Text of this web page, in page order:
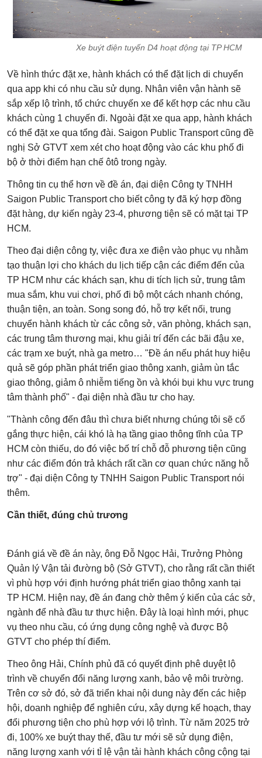
Xe buýt điện tuyến D4 hoạt động tại TP HCM
Về hình thức đặt xe, hành khách có thể đặt lịch di chuyển
qua app khi có nhu cầu sử dụng. Nhân viên vận hành sẽ
sắp xếp lộ trình, tổ chức chuyến xe để kết hợp các nhu cầu
khách cùng 1 chuyến đi. Ngoài đặt xe qua app, hành khách
có thể đặt xe qua tổng đài. Saigon Public Transport cũng đề
nghị Sở GTVT xem xét cho hoạt động vào các khu phố đi
bộ ở thời điểm hạn chế ôtô trong ngày.
Thông tin cụ thể hơn về đề án, đại diện Công ty TNHH
Saigon Public Transport cho biết công ty đã ký hợp đồng
đặt hàng, dự kiến ngày 23-4, phương tiện sẽ có mặt tại TP
HCM.
Theo đại diện công ty, việc đưa xe điện vào phục vụ nhằm
tạo thuận lợi cho khách du lịch tiếp cận các điểm đến của
TP HCM như các khách sạn, khu di tích lịch sử, trung tâm
mua sắm, khu vui chơi, phố đi bộ một cách nhanh chóng,
thuận tiện, an toàn. Song song đó, hỗ trợ kết nối, trung
chuyển hành khách từ các công sở, văn phòng, khách sạn,
các trung tâm thương mại, khu giải trí đến các bãi đậu xe,
các trạm xe buýt, nhà ga metro… "Đề án nếu phát huy hiệu
quả sẽ góp phần phát triển giao thông xanh, giảm ùn tắc
giao thông, giảm ô nhiễm tiếng ồn và khói bụi khu vực trung
tâm thành phố" - đại diện nhà đầu tư cho hay.
"Thành công đến đâu thì chưa biết nhưng chúng tôi sẽ cố
gắng thực hiện, cái khó là hạ tầng giao thông tĩnh của TP
HCM còn thiếu, do đó việc bố trí chỗ đỗ phương tiện cũng
như các điểm đón trả khách rất cần cơ quan chức năng hỗ
trợ" - đại diện Công ty TNHH Saigon Public Transport nói
thêm.
Cần thiết, đúng chủ trương
Đánh giá về đề án này, ông Đỗ Ngọc Hải, Trưởng Phòng
Quản lý Vận tải đường bộ (Sở GTVT), cho rằng rất cần thiết
vì phù hợp với định hướng phát triển giao thông xanh tại
TP HCM. Hiện nay, đề án đang chờ thêm ý kiến của các sở,
ngành để nhà đầu tư thực hiện. Đây là loại hình mới, phục
vụ theo nhu cầu, có ứng dụng công nghệ và được Bộ
GTVT cho phép thí điểm.
Theo ông Hải, Chính phủ đã có quyết định phê duyệt lộ
trình về chuyển đổi năng lượng xanh, bảo vệ môi trường.
Trên cơ sở đó, sở đã triển khai nội dung này đến các hiệp
hội, doanh nghiệp để nghiên cứu, xây dựng kế hoạch, thay
đổi phương tiện cho phù hợp với lộ trình. Từ năm 2025 trở
đi, 100% xe buýt thay thế, đầu tư mới sẽ sử dụng điện,
năng lượng xanh với tỉ lệ vận tải hành khách công cộng tại